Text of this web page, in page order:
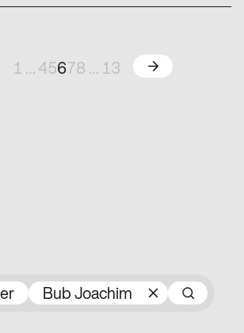
Bub Joachim
Zurück
1 … 456 78 … 13